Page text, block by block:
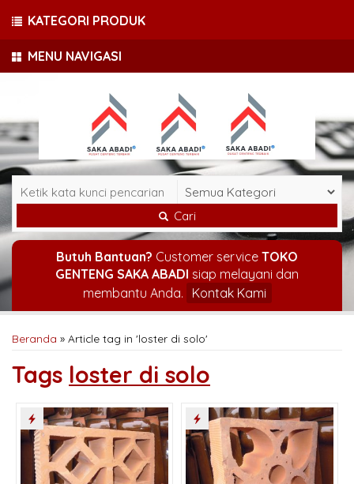
MENU NAVIGASI
Cari
Butuh Bantuan? Customer service TOKO
GENTENG SAKA ABADI siap melayani dan
membantu Anda.
Kontak Kami
Beranda » Article tag in 'loster di solo'
Tags loster di solo
KATEGORI PRODUK